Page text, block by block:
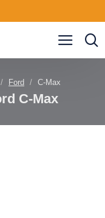
Ford C-Max
C-Max